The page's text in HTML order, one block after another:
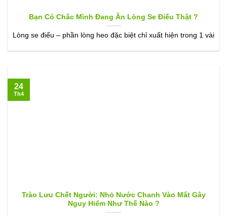
Bạn Có Chắc Mình Đang Ăn Lòng Se Điếu Thật ?
Lòng se điếu – phần lòng heo đặc biệt chỉ xuất hiện trong 1 vài
Trào Lưu Chết Người: Nhỏ Nước Chanh Vào Mắt Gây
Nguy Hiểm Như Thế Nào ?
24
Th4